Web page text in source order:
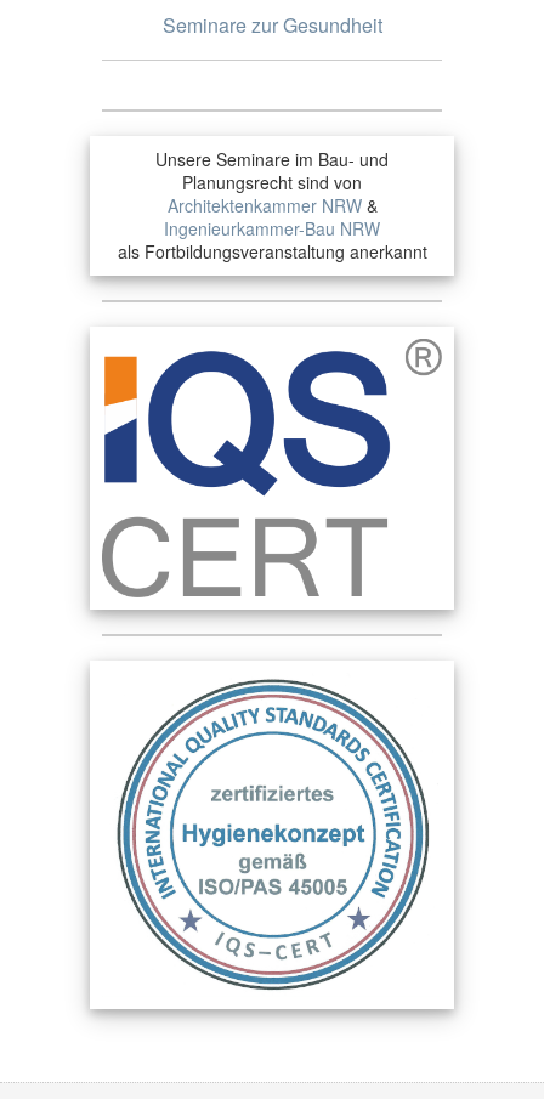
Seminare zur Gesundheit
Unsere Seminare im Bau- und
Planungsrecht sind von
Architektenkammer NRW&
Ingenieurkammer-Bau NRW
als Fortbildungsveranstaltung anerkannt